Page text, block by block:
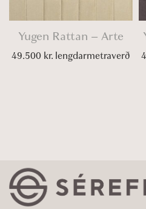
Yugen Rattan – Arte
49.500 kr. lengdarmetraverð